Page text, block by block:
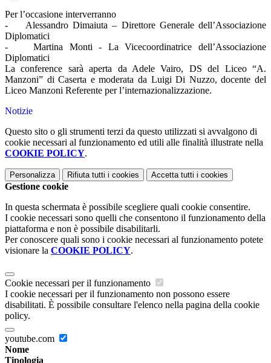
Per l’occasione interverranno
- Alessandro Dimaiuta – Direttore Generale dell’Associazione
Diplomatici
- Martina Monti - La Vicecoordinatrice dell’Associazione
Diplomatici
La conference sarà aperta da Adele Vairo, DS del Liceo “A.
Manzoni” di Caserta e moderata da Luigi Di Nuzzo, docente del
Liceo Manzoni Referente per l’internazionalizzazione.
Notizie
Questo sito o gli strumenti terzi da questo utilizzati si avvalgono di
cookie necessari al funzionamento ed utili alle finalità illustrate nella
COOKIE POLICY.
Personalizza Rifiuta tutti i cookies Accetta tutti i cookies
Gestione cookie
In questa schermata è possibile scegliere quali cookie consentire.
I cookie necessari sono quelli che consentono il funzionamento della
piattaforma e non è possibile disabilitarli.
Per conoscere quali sono i cookie necessari al funzionamento potete
visionare la COOKIE POLICY.
Cookie necessari per il funzionamento
I cookie necessari per il funzionamento non possono essere
disabilitati. È possibile consultare l'elenco nella pagina della cookie
policy.
youtube.com
Nome
Tipologia